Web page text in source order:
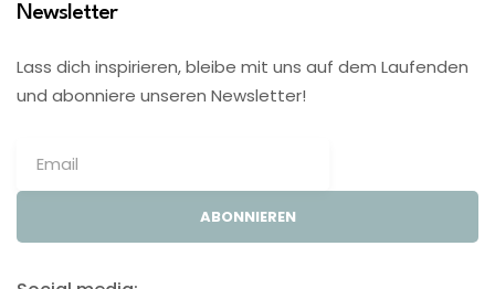
Newsletter
Lass dich inspirieren, bleibe mit uns auf dem Laufenden
und abonniere unseren Newsletter!
ABONNIEREN